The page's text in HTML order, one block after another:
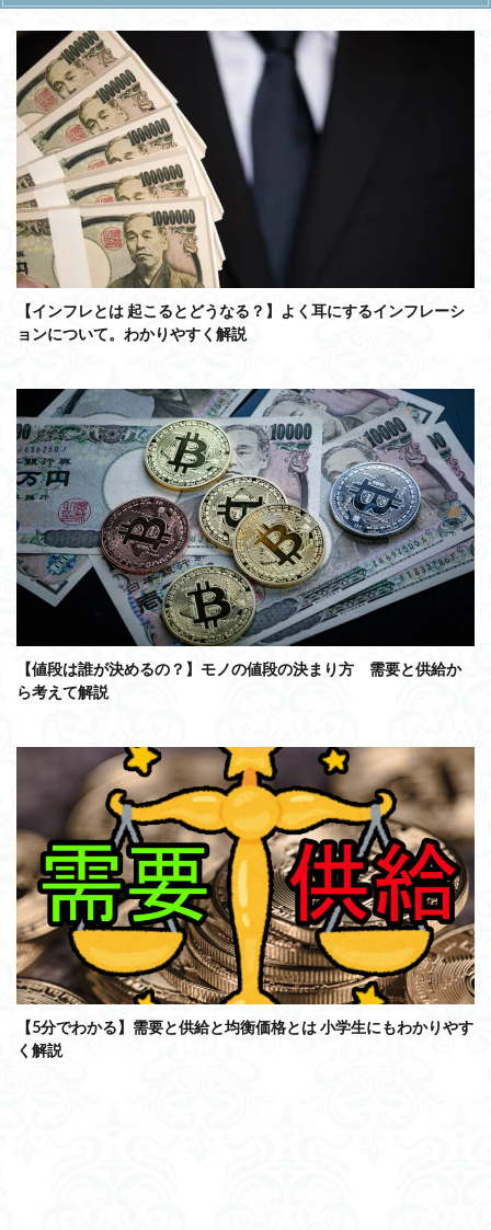
【インフレとは 起こるとどうなる？】よく耳にするインフレーシ
ョンについて。わかりやすく解説
【値段は誰が決めるの？】モノの値段の決まり方 需要と供給か
ら考えて解説
【5分でわかる】需要と供給と均衡価格とは 小学生にもわかりやす
く解説